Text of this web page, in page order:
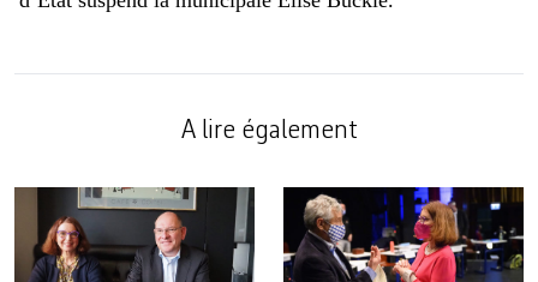
A lire également